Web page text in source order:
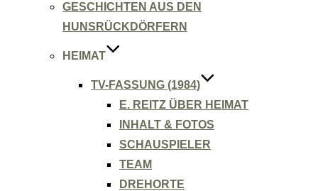
GESCHICHTEN AUS DEN
HUNSRÜCKDÖRFERN
HEIMAT
TV-FASSUNG (1984)
E. REITZ ÜBER HEIMAT
INHALT & FOTOS
SCHAUSPIELER
TEAM
DREHORTE